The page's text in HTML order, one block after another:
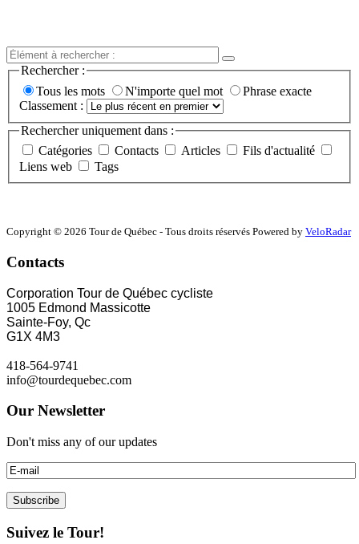
Rechercher :
Tous les mots
N'importe quel mot
Phrase exacte
Classement :
Rechercher uniquement dans :
Catégories
Contacts Articles
Fils d'actualité
Liens web
Tags
Copyright © 2026 Tour de Québec - Tous droits réservés Powered by VeloRadar
Contacts
Corporation Tour de Québec cycliste
1005 Edmond Massicotte
Sainte-Foy, Qc
G1X 4M3
418-564-9741
info@tourdequebec.com
Our Newsletter
Don't miss any of our updates
Suivez le Tour!